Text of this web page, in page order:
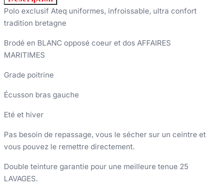
Polo exclusif Ateq uniformes, infroissable, ultra confort
tradition bretagne
Brodé en BLANC opposé coeur et dos AFFAIRES
MARITIMES
Grade poitrine
Écusson bras gauche
Eté et hiver
Pas besoin de repassage, vous le sécher sur un ceintre et
vous pouvez le remettre directement.
Double teinture garantie pour une meilleure tenue 25
LAVAGES.